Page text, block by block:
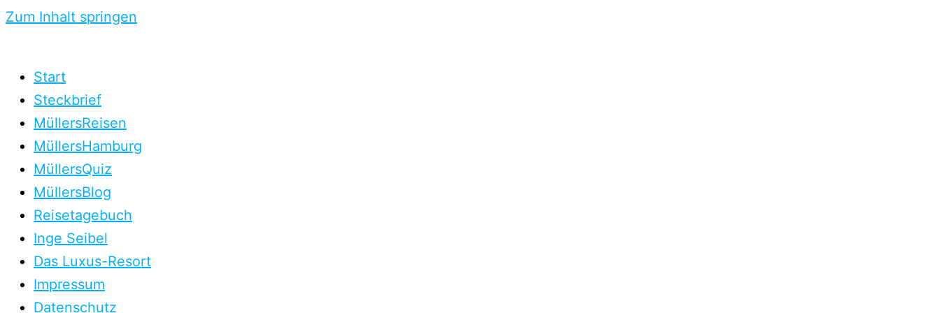
Zum Inhalt springen
Start
Steckbrief
MüllersReisen
MüllersHamburg
MüllersQuiz
MüllersBlog
Reisetagebuch
Inge Seibel
Das Luxus-Resort
Impressum
Datenschutz